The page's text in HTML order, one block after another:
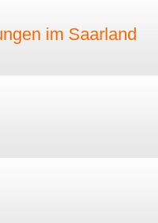
im Saarland